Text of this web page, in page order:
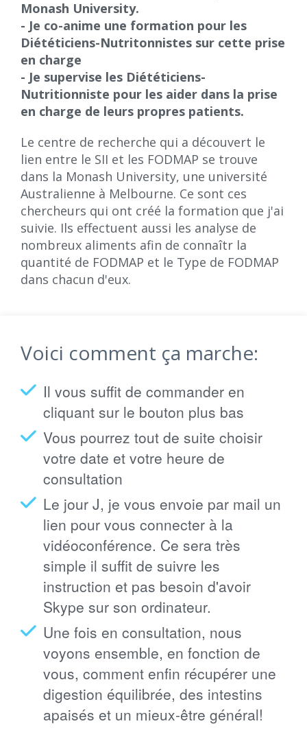
Monash University.
- Je co-anime une formation pour les
Diététiciens-Nutritonnistes sur cette prise
en charge
- Je supervise les Diététiciens-
Nutritionniste pour les aider dans la prise
en charge de leurs propres patients.
Le centre de recherche qui a découvert le
lien entre le SII et les FODMAP se trouve
dans la Monash University, une université
Australienne à Melbourne. Ce sont ces
chercheurs qui ont créé la formation que j'ai
suivie. Ils effectuent aussi les analyse de
nombreux aliments afin de connaîtr la
quantité de FODMAP et le Type de FODMAP
dans chacun d'eux.
Voici comment ça marche:
Il vous suffit de commander en
cliquant sur le bouton plus bas
Vous pourrez tout de suite choisir
votre date et votre heure de
consultation
Le jour J, je vous envoie par mail un
lien pour vous connecter à la
vidéoconférence. Ce sera très
simple il suffit de suivre les
instruction et pas besoin d'avoir
Skype sur son ordinateur.
Une fois en consultation, nous
voyons ensemble, en fonction de
vous, comment enfin récupérer une
digestion équilibrée, des intestins
apaisés et un mieux-être général!